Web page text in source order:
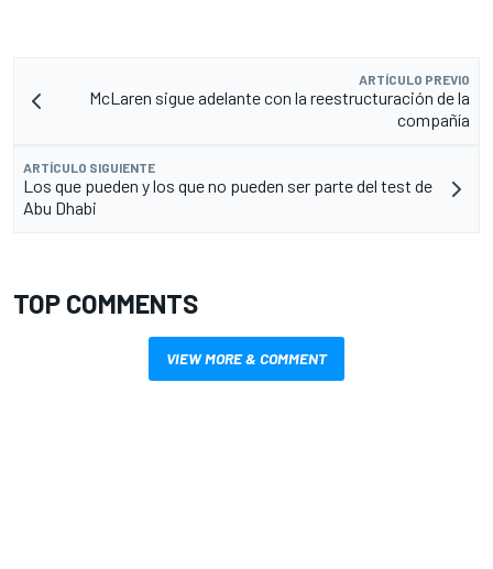
ARTÍCULO PREVIO
McLaren sigue adelante con la reestructuración de la
compañía
ARTÍCULO SIGUIENTE
Los que pueden y los que no pueden ser parte del test de
Abu Dhabi
TOP COMMENTS
VIEW MORE & COMMENT